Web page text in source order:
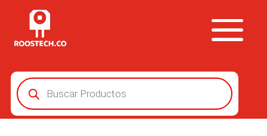
Búsqueda
de
productos